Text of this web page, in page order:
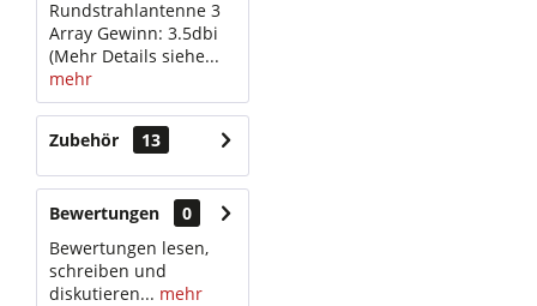
Rundstrahlantenne 3
Array Gewinn: 3.5dbi
(Mehr Details siehe...
mehr
Zubehör 13
Bewertungen
0
Bewertungen lesen,
schreiben und
diskutieren... mehr